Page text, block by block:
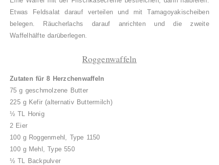
Etwas Feldsalat darauf verteilen und mit Tamagoyakischeiben
belegen. Räucherlachs darauf anrichten und die zweite
Waffelhälfte darüberlegen.
Roggenwaffeln
Zutaten für 8 Herzchenwaffeln
75 g geschmolzene Butter
225 g Kefir (alternativ Buttermilch)
½ TL Honig
2 Eier
100 g Roggenmehl, Type 1150
100 g Mehl, Type 550
½ TL Backpulver